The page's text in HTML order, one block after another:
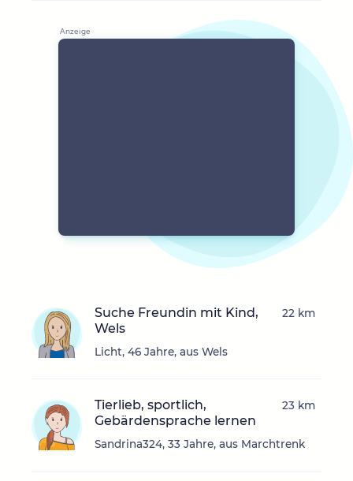
Suche Freundin mit Kind,
Wels
Licht, 46 Jahre, aus Wels
22 km
Tierlieb, sportlich,
Gebärdensprache lernen
Sandrina324, 33 Jahre, aus Marchtrenk
23 km